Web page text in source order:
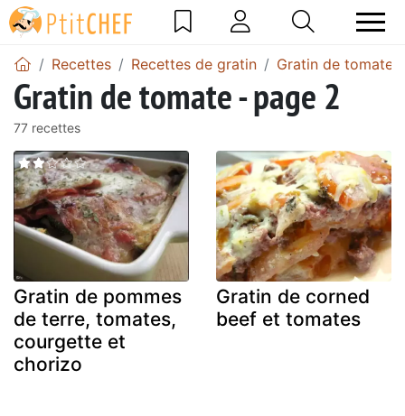
Recettes Recettes de gratin Gratin de tomate
Gratin de tomate - page 2
77 recettes
Gratin de pommes
de terre, tomates,
courgette et
chorizo
Gratin de corned
beef et tomates